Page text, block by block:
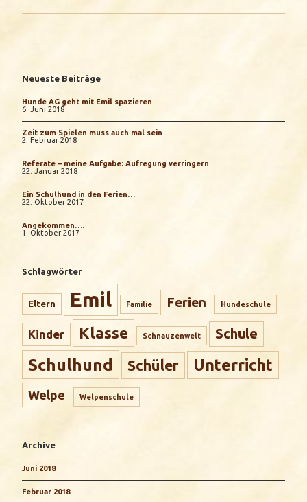
Neueste Beiträge
Hunde AG geht mit Emil spazieren
6. Juni 2018
Zeit zum Spielen muss auch mal sein
2. Februar 2018
Referate – meine Aufgabe: Aufregung verringern
22. Januar 2018
Ein Schulhund in den Ferien…
22. Oktober 2017
Angekommen….
1. Oktober 2017
Schlagwörter
Eltern Emil Familie Ferien Hundeschule
Kinder Klasse Schnauzenwelt Schule
Schulhund Schüler Unterricht
Welpe Welpenschule
Archive
Juni 2018
Februar 2018